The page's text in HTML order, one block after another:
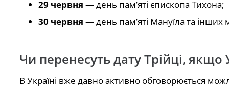
29 червня — день пам’яті єпископа Тихона;
30 червня — день пам’яті Мануїла та інших
Чи перенесуть дату Трійці,
В Україні вже давно активно обговорюється